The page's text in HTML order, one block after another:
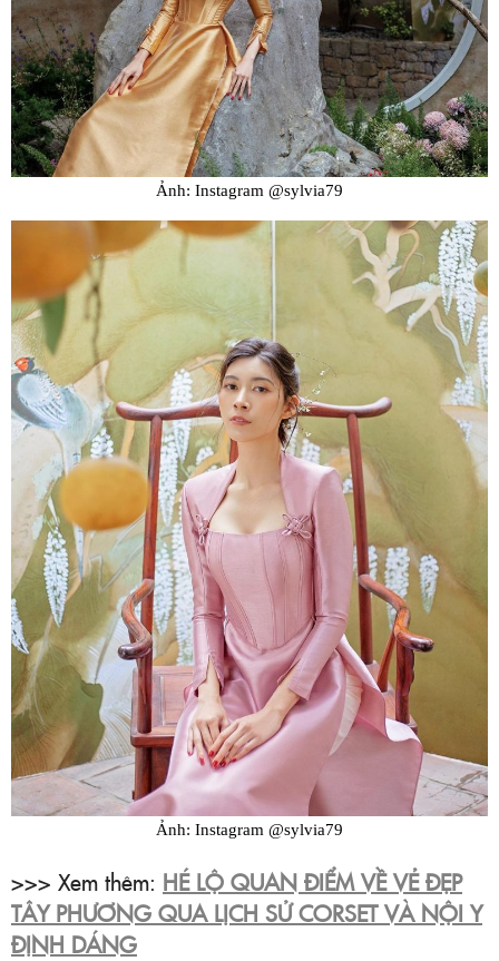
Ảnh: Instagram @sylvia79
Ảnh: Instagram @sylvia79
>>> Xem thêm: HÉ LỘ QUAN ĐIỂM VỀ VẺ ĐẸP
TÂY PHƯƠNG QUA LỊCH SỬ CORSET VÀ NỘI Y
ĐỊNH DÁNG